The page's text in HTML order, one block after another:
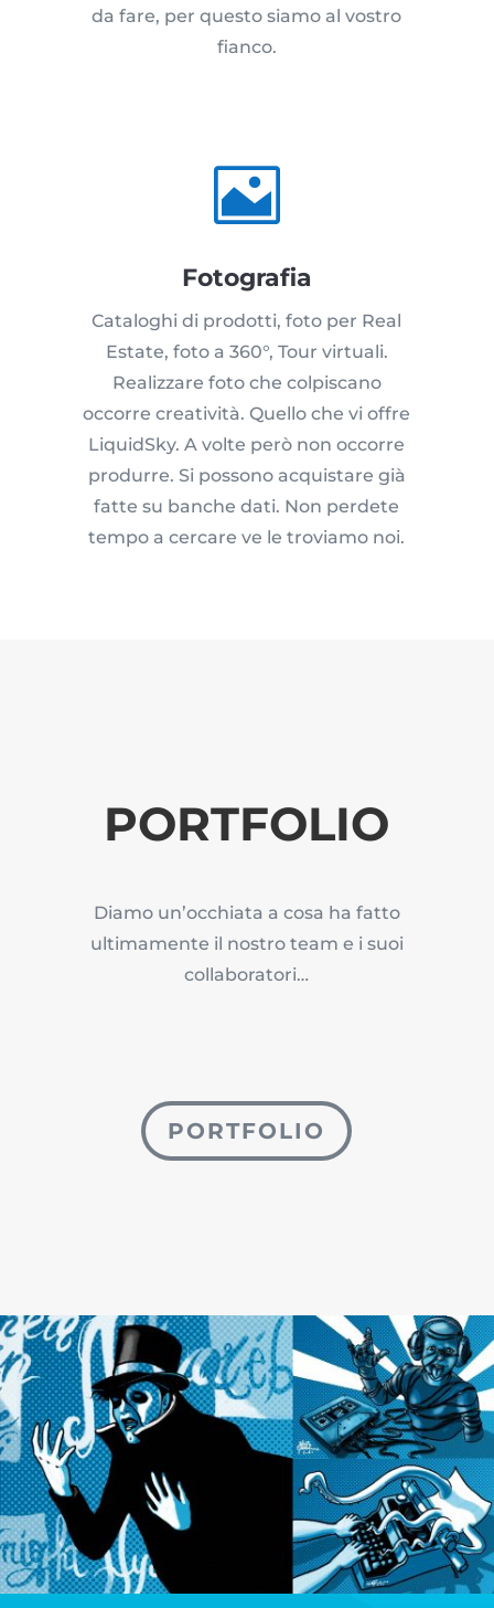
da fare, per questo siamo al vostro
fianco.

Fotografia
Cataloghi di prodotti, foto per Real
Estate, foto a 360°, Tour virtuali.
Realizzare foto che colpiscano
occorre creatività. Quello che vi offre
LiquidSky. A volte però non occorre
produrre. Si possono acquistare già
fatte su banche dati. Non perdete
tempo a cercare ve le troviamo noi.
PORTFOLIO
Diamo un’occhiata a cosa ha fatto
ultimamente il nostro team e i suoi
collaboratori…
PORTFOLIO